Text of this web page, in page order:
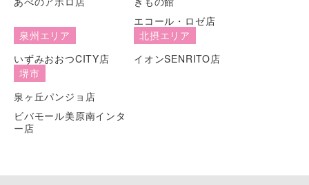
エコール・ロゼ店
泉州エリア
いずみおおつCITY店
北摂エリア
イオンSENRITO店
堺市
泉ヶ丘パンジョ店
ビバモール美原南インタ
ー店